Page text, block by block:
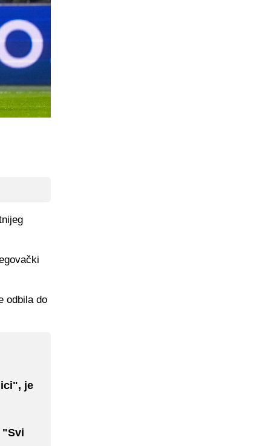
odbila do
je
"Svi